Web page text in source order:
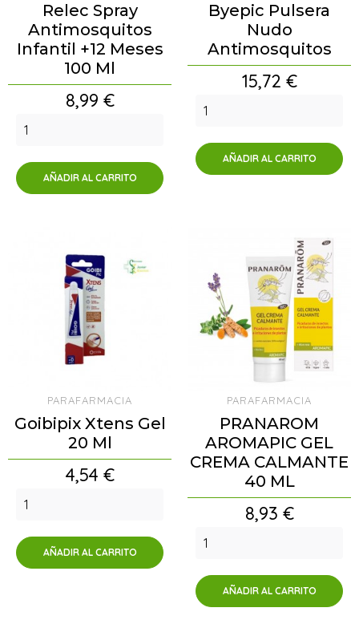
Relec Spray
Antimosquitos
Infantil +12 Meses
100 Ml
Precio
8,99 €
AÑADIR AL CARRITO
Byepic Pulsera
Nudo
Antimosquitos
Precio
15,72 €
AÑADIR AL CARRITO
PARAFARMACIA
Goibipix Xtens Gel
20 Ml
Precio
4,54 €
AÑADIR AL CARRITO
PARAFARMACIA
PRANAROM
AROMAPIC GEL
CREMA CALMANTE
40 ML
Precio
8,93 €
AÑADIR AL CARRITO